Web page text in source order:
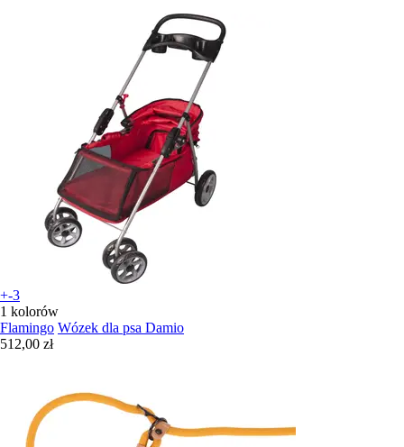
+-3
1 kolorów
Flamingo Wózek dla psa Damio
512,00 zł